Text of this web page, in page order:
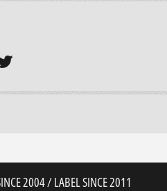
2004 / LABEL SINCE 2011